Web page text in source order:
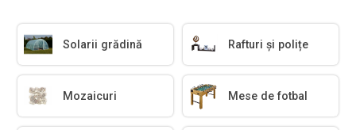
Solarii grădină Rafturi și polițe
Mozaicuri Mese de fotbal